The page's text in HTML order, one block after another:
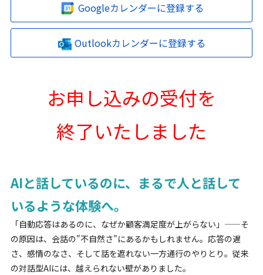
Googleカレンダーに登録する
Outlookカレンダーに登録する
お申し込みの受付を
終了いたしました
AIと話しているのに、まるで人と話して
いるような体験へ。
「自動応答はあるのに、なぜか顧客満足度が上がらない」——そ
の原因は、会話の"不自然さ"にあるかもしれません。応答の遅
さ、感情のなさ、そして話を遮れない一方通行のやりとり。従来
の対話型AIには、越えられない壁がありました。